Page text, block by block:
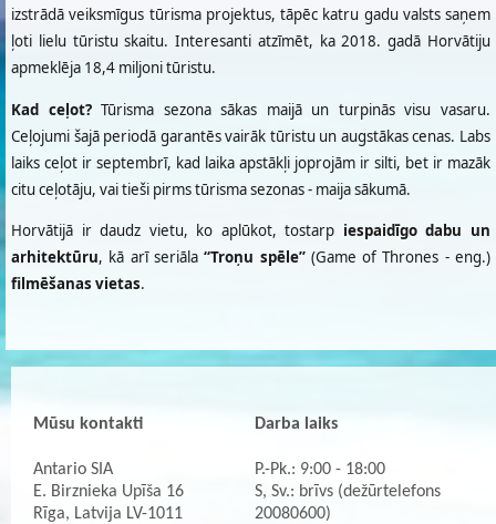
izstrādā veiksmīgus tūrisma projektus, tāpēc katru gadu valsts saņem
ļoti lielu tūristu skaitu. Interesanti atzīmēt, ka 2018. gadā Horvātiju
apmeklēja 18,4 miljoni tūristu.
Kad ceļot?Tūrisma sezona sākas maijā un turpinās visu vasaru.
Ceļojumi šajā periodā garantēs vairāk tūristu un augstākas cenas. Labs
laiks ceļot ir septembrī, kad laika apstākļi joprojām ir silti, bet ir mazāk
citu ceļotāju, vai tieši pirms tūrisma sezonas - maija sākumā.
Horvātijā ir daudz vietu, ko aplūkot, tostarp iespaidīgo dabu un
arhitektūru, kā arī seriāla“Troņu spēle”(Game of Thrones - eng.)
filmēšanas vietas.
Mūsu kontakti
Antario SIA
E. Birznieka Upīša 16
Rīga, Latvija LV-1011
Darba laiks
P.-Pk.: 9:00 - 18:00
S, Sv.: brīvs (dežūrtelefons
20080600)